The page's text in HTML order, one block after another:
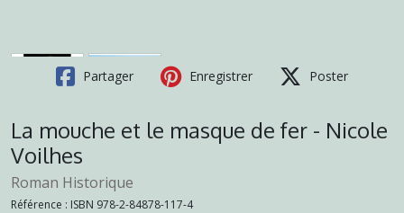
Partager Enregistrer Poster
La mouche et le masque de fer - Nicole
Voilhes
Roman Historique
Référence : ISBN 978-2-84878-117-4